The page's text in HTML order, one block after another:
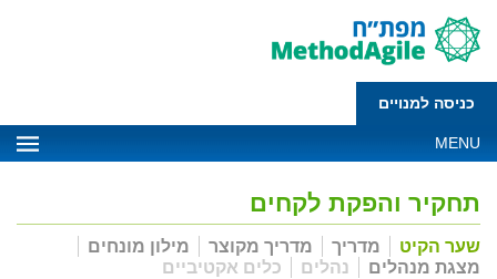
כניסה למנויים
MENU
תחקיר והפקת לקחים
שער הקיט מדריך מדריך מקוצר
מילון מונחים
מצגת מנהלים
נהלים כלים אקטיביים